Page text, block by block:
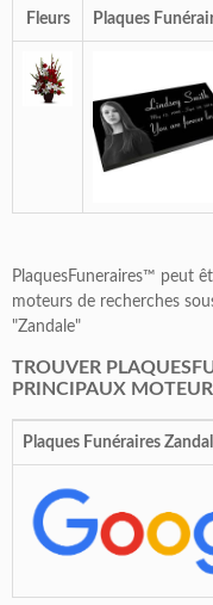
Fleurs Plaques
PlaquesFuneraires™ peut
moteurs de recherches
"Zandale"
TROUVER
PRINCIPAUX
Plaques Funéraires